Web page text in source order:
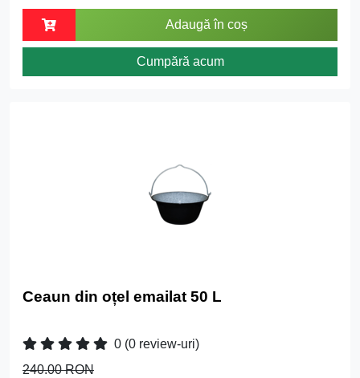
Adaugă în coș
Cumpără acum
Ceaun din oțel emailat 50 L
0 (0 review-uri)
240.00 RON